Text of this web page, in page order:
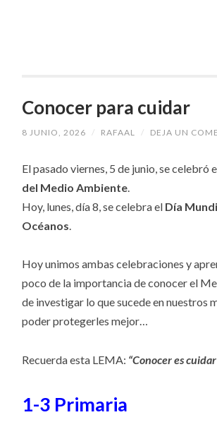
Conocer para cuidar
8 JUNIO, 2026 / RAFAAL / DEJA UN
El pasado viernes, 5 de junio, se celebró
del Medio Ambiente.
Hoy, lunes, día 8, se celebra el Día
Océanos.
Hoy unimos ambas celebraciones y
poco de la importancia de conocer el
de investigar lo que sucede en nuestros
poder protegerles mejor…
Recuerda esta LEMA: “Conocer es
1-3 Primaria